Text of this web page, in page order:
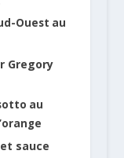
Ouest au
au